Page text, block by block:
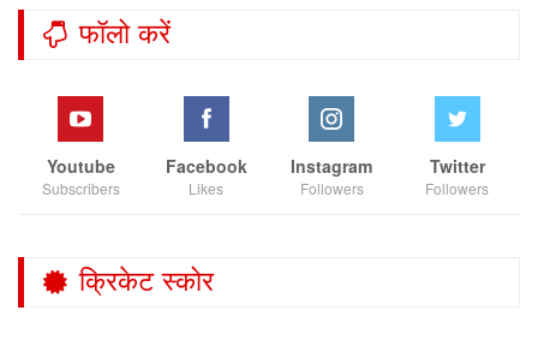
फॉलो करें
Youtube
Subscribers
Facebook
Likes
Instagram
Followers
Twitter
Followers
क्रिकेट स्कोर